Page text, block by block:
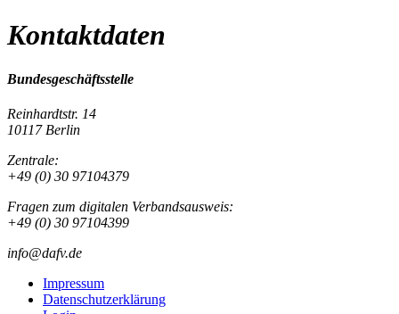
Kontaktdaten
Bundesgeschäftsstelle
Reinhardtstr. 14
10117 Berlin
Zentrale:
+49 (0) 30 97104379
Fragen zum digitalen Verbandsausweis:
+49 (0) 30 97104399
info@dafv.de
Impressum
Datenschutzerklärung